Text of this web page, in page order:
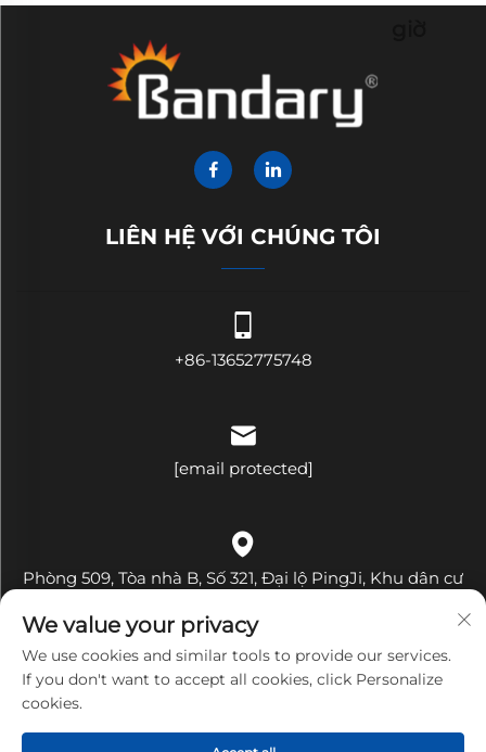
LIÊN HỆ VỚI CHÚNG TÔI
+86-13652775748
[email protected]
Phòng 509, Tòa nhà B, Số 321, Đại lộ PingJi, Khu dân cư
Thâm Quyến, Tỉnh Quảng Đông, Trung Quốc
Bản quyền © Shenzhen Bandary Technology Co., Ltd. Mọi
We value your privacy
We use cookies and similar tools to provide our services.
If you don't want to accept all cookies, click Personalize
cookies.